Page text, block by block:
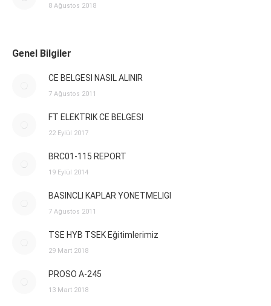
8 Ağustos 2018
Genel Bilgiler
CE BELGESI NASIL ALINIR
7 Ağustos 2011
FT ELEKTRIK CE BELGESI
22 Eylül 2017
BRC01-115 REPORT
19 Eylül 2014
BASINCLI KAPLAR YONETMELIGI
7 Ağustos 2011
TSE HYB TSEK Eğitimlerimiz
29 Mart 2018
PROSO A-245
13 Mart 2018